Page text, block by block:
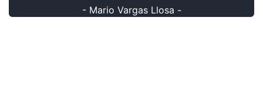
- Mario Vargas Llosa -